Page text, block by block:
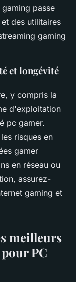
passe
des utilitaires
gaming
et longévité
y compris la
d'exploitation
pc gamer.
risques en
gamer
en réseau ou
assurez-
gaming et
meilleurs
PC